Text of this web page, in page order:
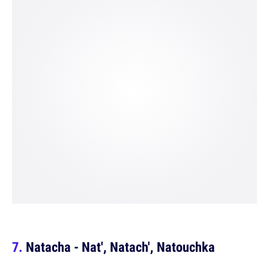
Natacha - Nat', Natach', Natouchka